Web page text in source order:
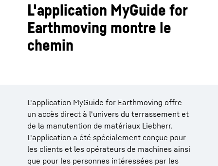
L'application MyGuide for
Earthmoving montre le
chemin
L'application MyGuide for Earthmoving offre
un accès direct à l'univers du terrassement et
de la manutention de matériaux Liebherr.
L'application a été spécialement conçue pour
les clients et les opérateurs de machines ainsi
que pour les personnes intéressées par les